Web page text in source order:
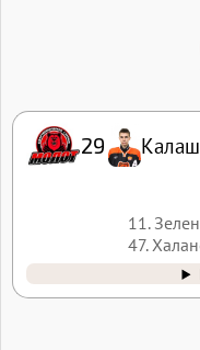
29
11.
47.